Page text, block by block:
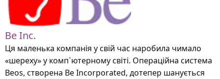
Be Inc.
Ця маленька компанія у свій час наробила чимало
«шереху» у комп`ютерному світі. Операційна система
Beos, створена Be Incorporated, дотепер шанується